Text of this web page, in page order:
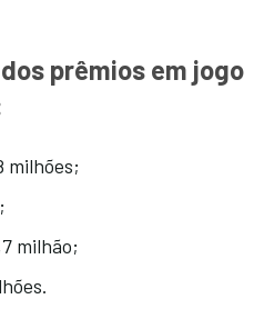
prêmios em jogo
milhões;
milhão;